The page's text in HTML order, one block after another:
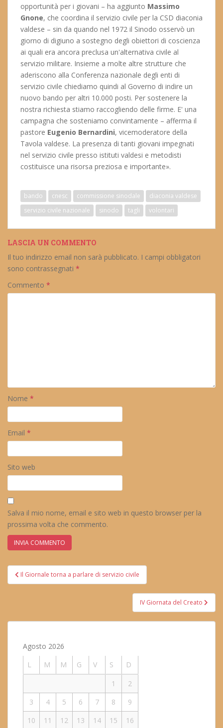
opportunità per i giovani – ha aggiunto Massimo
Gnone, che coordina il servizio civile per la CSD diaconia
valdese – sin da quando nel 1972 il Sinodo osservò un
giorno di digiuno a sostegno degli obiettori di coscienza
ai quali era ancora preclusa un'alternativa civile al
servizio militare. Insieme a molte altre strutture che
aderiscono alla Conferenza nazionale degli enti di
servizio civile chiediamo quindi al Governo di indire un
nuovo bando per altri 10.000 posti. Per sostenere la
nostra richiesta stiamo raccogliendo delle firme. E' una
campagna che sosteniamo convintamente – afferma il
pastore Eugenio Bernardini, vicemoderatore della
Tavola valdese. La presenza di tanti giovani impegnati
nel servizio civile presso istituti valdesi e metodisti
costituisce una risorsa preziosa e importante».
bando cnesc commissione sinodale
diaconia valdese
servizio civile nazionale
sinodo tagli volontari
LASCIA UN COMMENTO
Il tuo indirizzo email non sarà pubblicato. I campi obbligatori
sono contrassegnati *
Commento *
Nome *
Email *
Sito web
Salva il mio nome, email e sito web in questo browser per la
prossima volta che commento.
Navigazione
articoli
Il Giornale torna a parlare di servizio civile
IV Giornata del Creato
Agosto 2026
L
M M G V S
D
1
2
3
4 5 6 7 8
9
10
11 12 13 14 15 16